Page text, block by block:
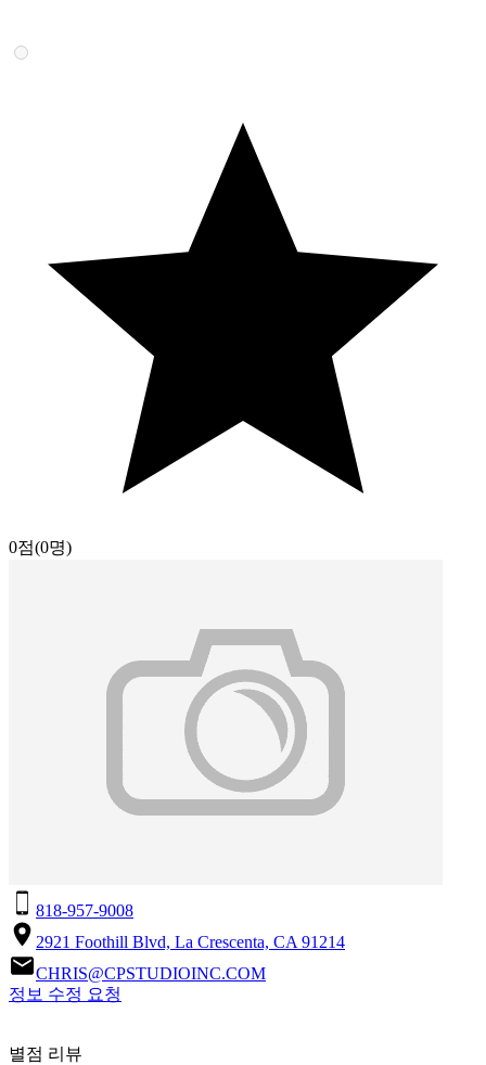
0점(0명)
818-957-9008
2921 Foothill Blvd, La Crescenta, CA 91214
CHRIS@CPSTUDIOINC.COM
정보 수정 요청
별점 리뷰